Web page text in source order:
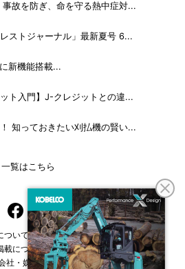
故を防ぎ、命を守る熱中症対...
ストジャーナル」最新夏号 6...
新機能搭載...
ット入門】J-クレジットとの違...
知っておきたい刈払機の賢い...
覧はこちら
ついて
フリーマガジンはこちら
載について お問い合わせ
採用情報
社・媒体一覧 For overseas customers